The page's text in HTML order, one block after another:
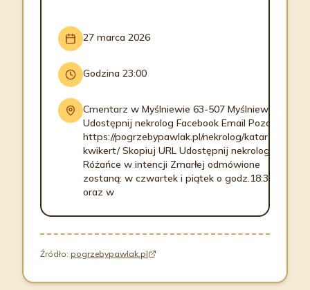
27 marca 2026
Godzina 23:00
Cmentarz w Myślniewie 63-507 Myślniew
Udostępnij nekrolog Facebook Email Pozostałe
https://pogrzebypawlak.pl/nekrolog/katarzyna-
kwikert/ Skopiuj URL Udostępnij nekrolog
Różańce w intencji Zmarłej odmówione
zostaną: w czwartek i piątek o godz.18:30
oraz w
Źródło: pogrzebypawlak.pl